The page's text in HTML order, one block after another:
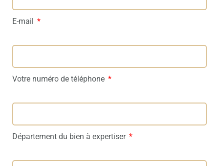
E-mail
Votre numéro de téléphone
Département du bien à expertiser